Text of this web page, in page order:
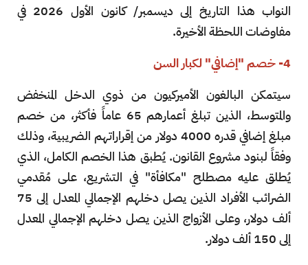
النواب هذا التاريخ إلى ديسمبر/ كانون الأول 2026 في
مفاوضات اللحظة الأخيرة.
4- خصم "إضافي" لكبار السن
سيتمكن البالغون الأميركيون من ذوي الدخل المنخفض
والمتوسط، الذين تبلغ أعمارهم 65 عاماً فأكثر، من خصم
مبلغ إضافي قدره 4000 دولار من إقراراتهم الضريبية، وذلك
وفقاً لبنود مشروع القانون. يُطبق هذا الخصم الكامل، الذي
يُطلق عليه مصطلح "مكافأة" في التشريع، على مُقدمي
الضرائب الأفراد الذين يصل دخلهم الإجمالي المعدل إلى 75
ألف دولار، وعلى الأزواج الذين يصل دخلهم الإجمالي المعدل
إلى 150 ألف دولار.